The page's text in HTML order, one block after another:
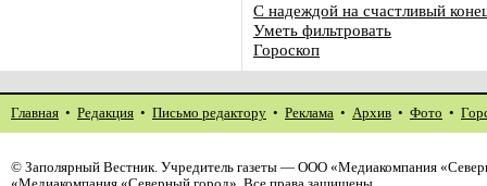
С надеждой на счастливый
Уметь фильтровать
Гороскоп
Главная • Редакция • Письмо редактору • Реклама • Архив • Фото •
© Заполярный Вестник. Учредитель газеты — ООО «Медиакомпания